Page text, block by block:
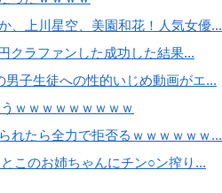
、上川星空、美園和花！人気女優...
クラファンした成功した結果...
子生徒への性的いじめ動画がエ...
ｗｗｗｗｗｗｗｗｗ
れたら全力で拒否るｗｗｗｗｗｗ...
このお姉ちゃんにチン○ン搾り...